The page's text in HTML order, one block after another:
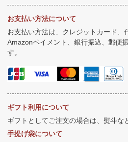
お支払い方法について
お支払い方法は、クレジットカード、
Amazonペイメント、銀行振込、郵便
す。
ギフト利用について
ギフトとしてご注文の場合は、熨斗な
手提げ袋について